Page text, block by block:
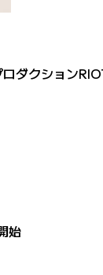
ダクション
始